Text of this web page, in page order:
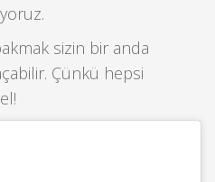
sizin bir anda
Çünkü hepsi